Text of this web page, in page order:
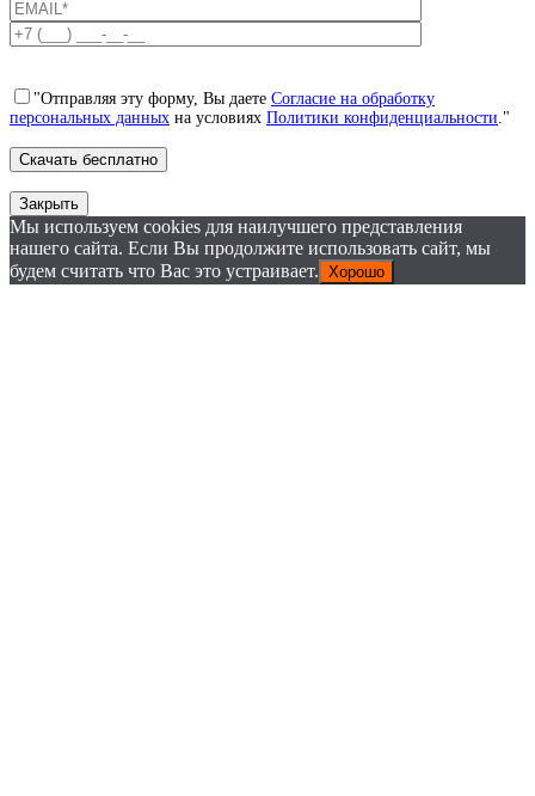
"Отправляя эту форму, Вы даете Согласие на обработку
персональных данных на условиях Политики конфиденциальности."
Закрыть
Мы используем cookies для наилучшего представления
нашего сайта. Если Вы продолжите использовать сайт, мы
будем считать что Вас это устраивает. Хорошо